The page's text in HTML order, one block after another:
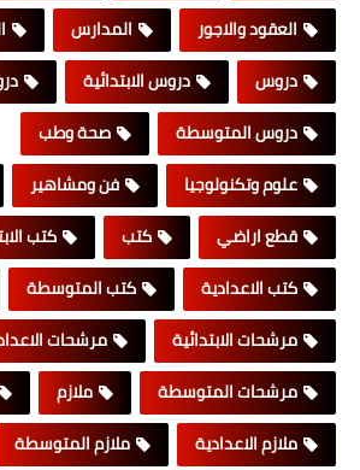
العقود والاجور
المدارس
دروس
دروس الابتدائية
دروس المتوسطة
صحة وطب
علوم وتكنولوجيا
فن ومشاهير
قطع اراضي
كتب
كتب
كتب الاعدادية
كتب المتوسطة
مرشحات الابتدائية
مرشحات
مرشحات المتوسطة
ملازم
ملازم الاعدادية
ملازم المتوسطة